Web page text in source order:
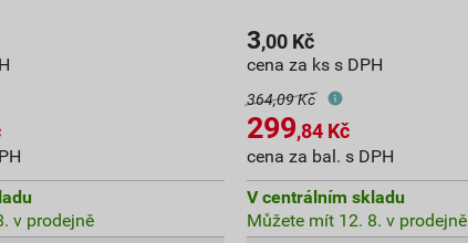
v prodejně
3,00 Kč
cena za ks s DPH
364,09 Kč
299,84 Kč
cena za bal. s DPH
V centrálním skladu
Můžete mít 12. 8. v prodejně